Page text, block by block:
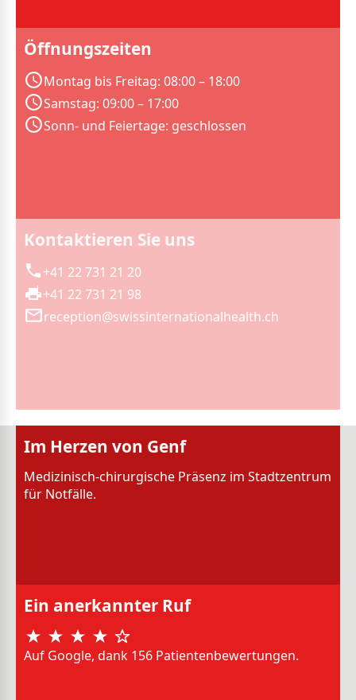
Öffnungszeiten
Montag bis Freitag: 08:00 – 18:00
Samstag: 09:00 – 17:00
Sonn- und Feiertage: geschlossen
Kontaktieren Sie uns
+41 22 731 21 20
+41 22 731 21 98
reception@swissinternationalhealth.ch
Im Herzen von Genf
Medizinisch-chirurgische Präsenz im Stadtzentrum
für Notfälle.
Ein anerkannter Ruf
Auf Google, dank 156 Patientenbewertungen.